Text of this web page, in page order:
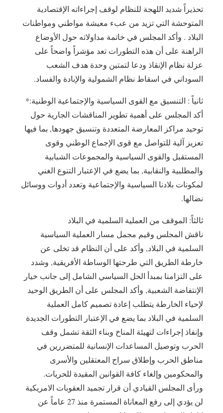
تحذيراً شديد اللهجة للنظام لوقف إجراءاته الإقتصادية
المتوحشة التي تزيد من عبء معيشة مواطني ومواطنات
البلاد . وأكد المجلس في خاتمة مداولاته حول الأوضاع
الراهنة على أن هذه التطورات تعد مؤشراً واضحاً على
عزلة نظام الإنقاذ ودعا لتمتين وحدة هدف الشعب
السوداني في اسقاط نظام الشمولية والإبادة والفساد.
ثانياً : التنسيق مع القوى السياسية والإجتماعية الوطنية:*
أكد المجلس على أهمية تطوير المناقشات الجارية حول
توحيد مراكز المعارضة المتعددة وتنسيق جهودها, بما فيها
تعزيز آلية للتواصل مع قوى الإجماع الوطني وقوى
المستقبل والقوى السياسية والمجموعات الشبابية
والمطلبية والنقابية, بما يضع في الإعتبار التنوع الغني
لمكونات بلادنا السياسية والإجتماعية وتعدد أدوات ووسائل
نضالها.
ثالثاً: الموقف من العملية السلمية في البلاد
ناقش المجلس وقيم مجمل مسار العملية السياسية
السلمية في البلاد, وأكد على أن النظام قد تخلى عن
خارطة الطريق التي طرحتها الوساطة الأفريقية, وشدد
على التزامنا بمبدأ الحل السياسي الشامل إلى جانب خيار
الإنتفاضة الشعبية, وأكد المجلس على أن الطريق الوحيد
لإحياء الخارطة يتطلب إعادة تصميم كامل العملية
السلمية في البلاد بما يضع في الإعتبار التطورات الجديدة
وإنفاذ إجراءات لتهيئة المناخ وبناء الثقة تشمل وقف
الحرب وتوصيل المساعدات الإنسانية للمتضررين في
مناطق الحرب وإطلاق سراح المعتقلين والأسرى
والمحكومين وإلغاء كافة القوانين المقيدة للحريات.
ورأى المجلس القيادي أن قرار تجميد العقوبات الامريكية
لن يؤدي إلى رفع المعاناة المستمرة منذ 27 عاماً عن